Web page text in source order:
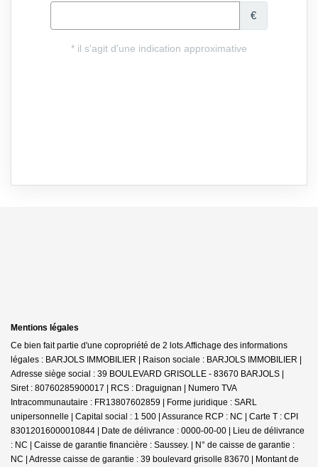
Mentions légales
Ce bien fait partie d'une copropriété de 2 lots.Affichage des informations
légales : BARJOLS IMMOBILIER | Raison sociale : BARJOLS IMMOBILIER |
Adresse siège social : 39 BOULEVARD GRISOLLE - 83670 BARJOLS |
Siret : 80760285900017 | RCS : Draguignan | Numero TVA
Intracommunautaire : FR13807602859 | Forme juridique : SARL
unipersonnelle | Capital social : 1 500 | Assurance RCP : NC | Carte T : CPI
83012016000010844 | Date de délivrance : 0000-00-00 | Lieu de délivrance
: NC | Caisse de garantie financière : Saussey. | N° de caisse de garantie :
NC | Adresse caisse de garantie : 39 boulevard grisolle 83670 | Montant de